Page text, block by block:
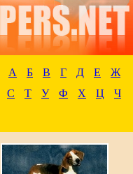
А Б В Г Д Е
Ж
С Т У Ф Х Ц
Ч